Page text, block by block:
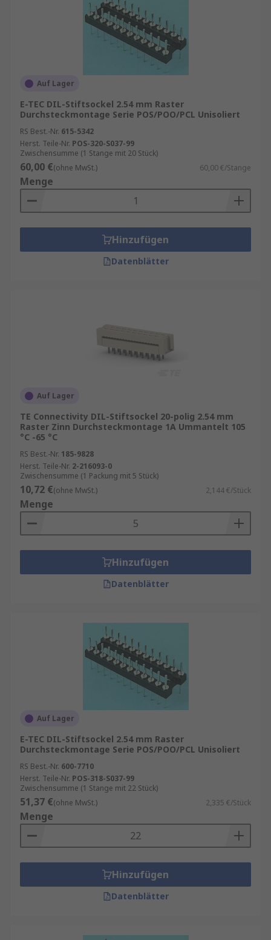
Auf Lager
E-TEC DIL-Stiftsockel 2.54 mm Raster
Durchsteckmontage Serie POS/POO/PCL Unisoliert
RS Best.-Nr. 615-5342
Herst. Teile-Nr. POS-320-S037-99
Zwischensumme (1 Stange mit 20 Stück)
60,00 €(ohne MwSt.) 60,00 €/Stange
Menge
Hinzufügen
Datenblätter
Auf Lager
TE Connectivity DIL-Stiftsockel 20-polig 2.54 mm
Raster Zinn Durchsteckmontage 1A Ummantelt 105
°C -65 °C
RS Best.-Nr. 185-9828
Herst. Teile-Nr. 2-216093-0
Zwischensumme (1 Packung mit 5 Stück)
10,72 €(ohne MwSt.) 2,144 €/Stück
Menge
Hinzufügen
Datenblätter
Auf Lager
E-TEC DIL-Stiftsockel 2.54 mm Raster
Durchsteckmontage Serie POS/POO/PCL Unisoliert
RS Best.-Nr. 600-7710
Herst. Teile-Nr. POS-318-S037-99
Zwischensumme (1 Stange mit 22 Stück)
51,37 €(ohne MwSt.) 2,335 €/Stück
Menge
Hinzufügen
Datenblätter